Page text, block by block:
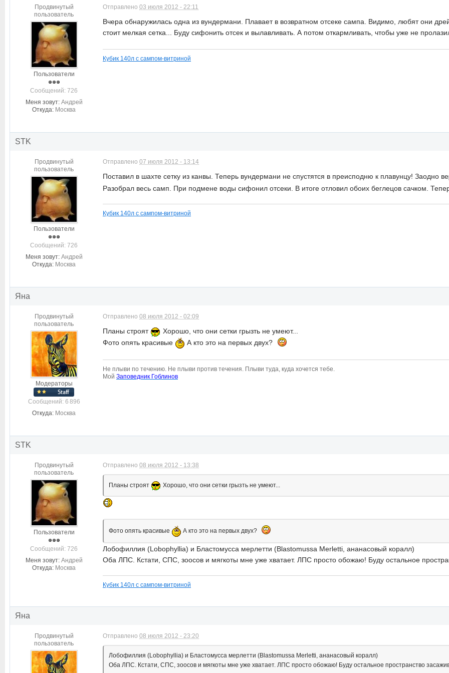
Продвинутый
пользователь
Пользователи
Cообщений: 726
Меня зовут: Андрей
Откуда: Москва
Отправлено 03 июля 2012 - 22:11
Вчера обнаружилась одна из вундермани. Плавает в возвратном отсеке сампа. Видимо, любят они
стоит мелкая сетка... Буду сифонить отсек и вылавливать. А потом откармливать, чтобы уже не
Кубик 140л с сампом-витриной
STK
Продвинутый
пользователь
Пользователи
Cообщений: 726
Меня зовут: Андрей
Откуда: Москва
Отправлено 07 июля 2012 - 13:14
Поставил в шахте сетку из канвы. Теперь вундермани не спустятся в преисподню к плавунцу! Заодно
Разобрал весь самп. При подмене воды сифонил отсеки. В итоге отловил обоих беглецов сачком.
Кубик 140л с сампом-витриной
Яна
Продвинутый
пользователь
Модераторы
Cообщений: 6 896
Откуда: Москва
Отправлено 08 июля 2012 - 02:09
Планы строят
Хорошо, что они сетки грызть не умеют...
Фото опять красивые
А кто это на первых двух?
Не плыви по течению. Не плыви против течения. Плыви туда, куда хочется тебе.
Мой Заповедник Гоблинов
STK
Продвинутый
пользователь
Пользователи
Cообщений: 726
Меня зовут: Андрей
Откуда: Москва
Отправлено 08 июля 2012 - 13:38
Планы строят Хорошо, что они сетки грызть не умеют...
Фото опять красивые А кто это на первых двух?
Лобофиллия (Lobophyllia) и Бластомусса мерлетти (Blastomussa Merletti, ананасовый коралл)
Оба ЛПС. Кстати, СПС, зоосов и мягкоты мне уже хватает. ЛПС просто обожаю! Буду остальное
Кубик 140л с сампом-витриной
Яна
Продвинутый
пользователь
Отправлено 08 июля 2012 - 23:20
Лобофиллия (Lobophyllia) и Бластомусса мерлетти (Blastomussa Merletti, ананасовый коралл)
Оба ЛПС. Кстати, СПС, зоосов и мягкоты мне уже хватает. ЛПС просто обожаю! Буду остальное пространство